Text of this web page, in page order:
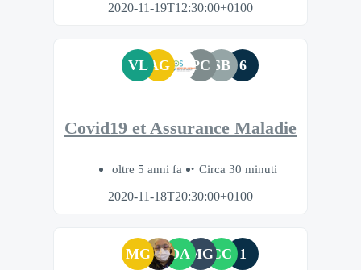
2020-11-19T12:30:00+0100
VLAG PC SB 6
Covid19 et Assurance Maladie
oltre 5 anni fa
Circa 30 minuti
2020-11-18T20:30:00+0100
MG DAMGCC 1